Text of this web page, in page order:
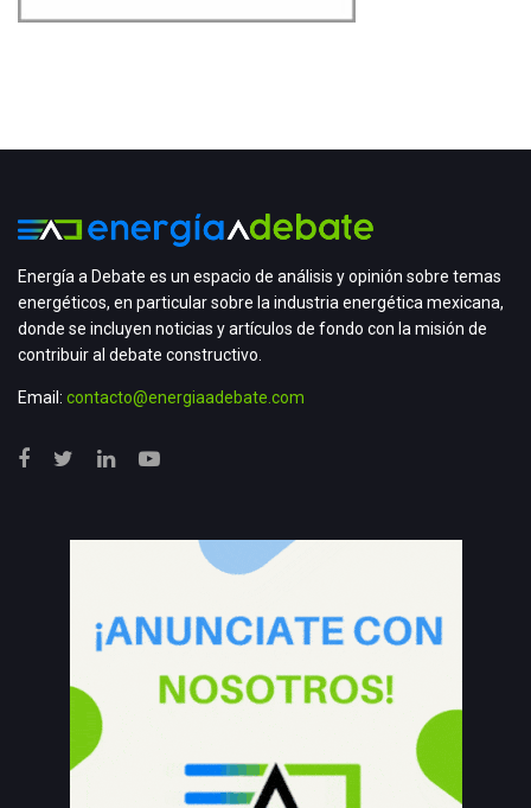
Energía a Debate es un espacio de análisis y opinión sobre temas
energéticos, en particular sobre la industria energética mexicana,
donde se incluyen noticias y artículos de fondo con la misión de
contribuir al debate constructivo.
Email: contacto@energiaadebate.com